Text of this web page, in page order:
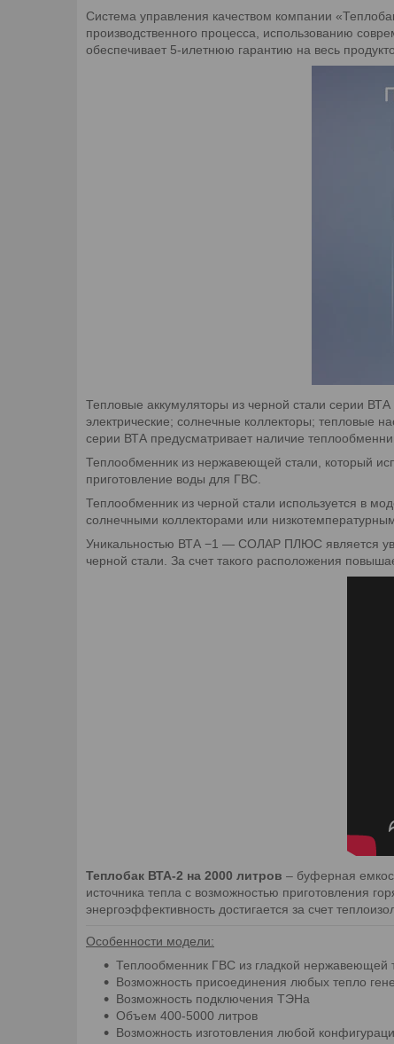
Система управления качеством компании
производственного процесса, использованию
обеспечивает 5-илетнюю гарантию на весь
Тепловые аккумуляторы из черной стали серии
электрические; солнечные коллекторы; тепловые
серии ВТА предусматривает наличие
Теплообменник из нержавеющей стали, который
приготовление воды для ГВС.
Теплообменник из черной стали используется в
солнечными коллекторами или
Уникальностью ВТА −1 — СОЛАР ПЛЮС является
черной стали. За счет такого расположения
Теплобак ВТА-2 на 2000 литров – буферная
источника тепла с возможностью приготовления
энергоэффективность достигается за счет
Особенности модели:
Теплообменник ГВС из гладкой нержавеющей
Возможность присоединения любых тепло
Возможность подключения ТЭНа
Объем 400-5000 литров
Возможность изготовления любой